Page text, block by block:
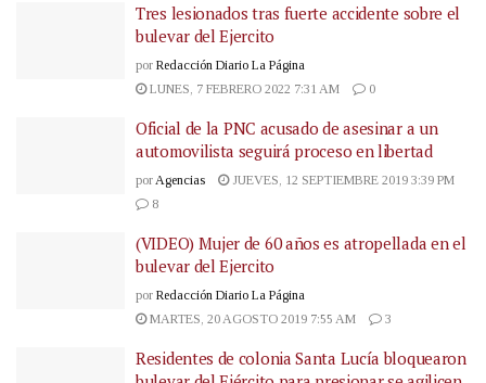
Tres lesionados tras fuerte accidente sobre el
bulevar del Ejercito
por Redacción Diario La Página
LUNES, 7 FEBRERO 2022 7:31 AM
0
Oficial de la PNC acusado de asesinar a un
automovilista seguirá proceso en libertad
por Agencias
JUEVES, 12 SEPTIEMBRE 2019 3:39 PM
8
(VIDEO) Mujer de 60 años es atropellada en el
bulevar del Ejercito
por Redacción Diario La Página
MARTES, 20 AGOSTO 2019 7:55 AM
3
Residentes de colonia Santa Lucía bloquearon